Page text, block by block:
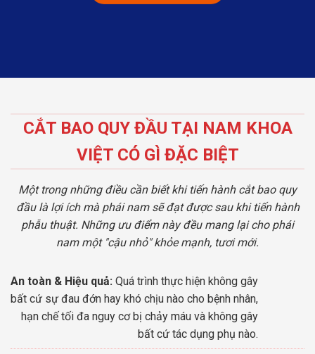
CẮT BAO QUY ĐẦU TẠI NAM KHOA
VIỆT CÓ GÌ ĐẶC BIỆT
Một trong những điều cần biết khi tiến hành cắt bao quy
đầu là lợi ích mà phái nam sẽ đạt được sau khi tiến hành
phẫu thuật. Những ưu điểm này đều mang lại cho phái
nam một "cậu nhỏ" khỏe mạnh, tươi mới.
An toàn & Hiệu quả: Quá trình thực hiện không gây
bất cứ sự đau đớn hay khó chịu nào cho bệnh nhân,
hạn chế tối đa nguy cơ bị chảy máu và không gây
bất cứ tác dụng phụ nào.